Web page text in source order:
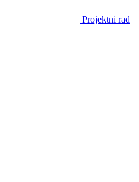
Projektni rad